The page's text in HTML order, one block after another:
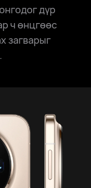
дүр
ч өнцгөөс
загварыг